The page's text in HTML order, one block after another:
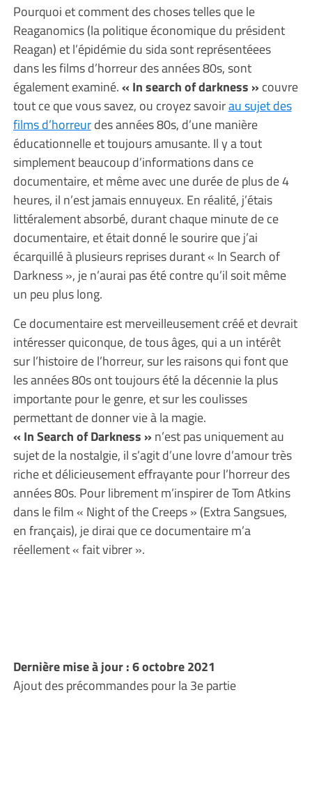
Pourquoi et comment des choses telles que le
Reaganomics (la politique économique du président
Reagan) et l’épidémie du sida sont représentéees
dans les films d’horreur des années 80s, sont
également examiné.« In search of darkness » couvre
tout ce que vous savez, ou croyez savoirau sujet des
films d’horreurdes années 80s, d’une manière
éducationnelle et toujours amusante. Il y a tout
simplement beaucoup d’informations dans ce
documentaire, et même avec une durée de plus de 4
heures, il n’est jamais ennuyeux. En réalité, j’étais
littéralement absorbé, durant chaque minute de ce
documentaire, et était donné le sourire que j’ai
écarquillé à plusieurs reprises durant « In Search of
Darkness », je n’aurai pas été contre qu’il soit même
un peu plus long.
Ce documentaire est merveilleusement créé et devrait
intéresser quiconque, de tous âges, qui a un intérêt
sur l’histoire de l’horreur, sur les raisons qui font que
les années 80s ont toujours été la décennie la plus
importante pour le genre, et sur les coulisses
permettant de donner vie à la magie.
« In Search of Darkness » n’est pas uniquement au
sujet de la nostalgie, il s’agit d’une lovre d’amour très
riche et délicieusement effrayante pour l’horreur des
années 80s. Pour librement m’inspirer de Tom Atkins
dans le film « Night of the Creeps » (Extra Sangsues,
en français), je dirai que ce documentaire m’a
réellement « fait vibrer ».
Dernière mise à jour : 6 octobre 2021
Ajout des précommandes pour la 3e partie